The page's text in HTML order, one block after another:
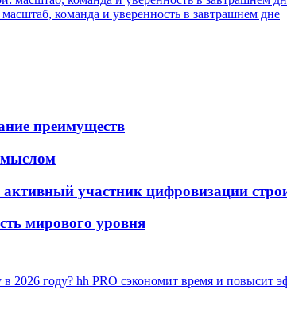
команда и уверенность в завтрашнем дне
преимуществ
активный участник цифровизации
мирового уровня